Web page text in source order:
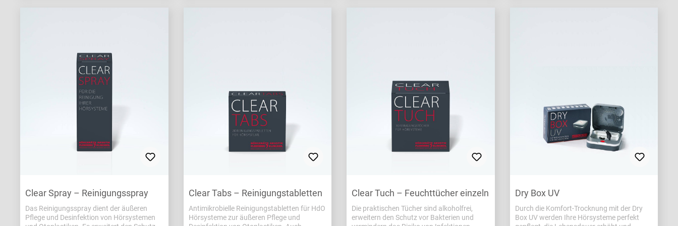
Clear Spray – Reinigungsspray
Das Reinigungsspray dient der äußeren
Pflege und Desinfektion von Hörsystemen
Clear Tabs – Reinigungstabletten
Antimikrobielle Reinigungstabletten für HdO
Hörsysteme zur äußeren Pflege und
Clear Tuch – Feuchttücher einzeln
Die praktischen Tücher sind alkoholfrei,
erweitern den Schutz vor Bakterien und
Dry Box UV
Durch die Komfort-Trocknung mit der Dry
Box UV werden Ihre Hörsysteme perfekt